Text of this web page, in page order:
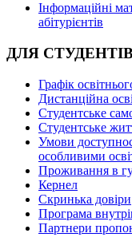
Інформаційні
абітурієнтів
ДЛЯ
Графік
Дистанційна
Студентське
Студентське
Умови
особливими
Проживання в
Кернел
Скринька довіри
Програма
Партнери